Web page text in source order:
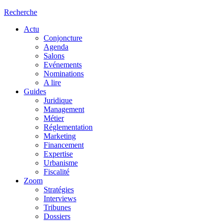
Recherche
Actu
Conjoncture
Agenda
Salons
Evénements
Nominations
A lire
Guides
Juridique
Management
Métier
Réglementation
Marketing
Financement
Expertise
Urbanisme
Fiscalité
Zoom
Stratégies
Interviews
Tribunes
Dossiers